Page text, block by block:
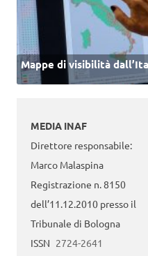
Mappe di visibilità
MEDIA INAF
Direttore responsabile:
Marco Malaspina
Registrazione n. 8150
dell’11.12.2010 presso il
Tribunale di Bologna
ISSN 2724-2641